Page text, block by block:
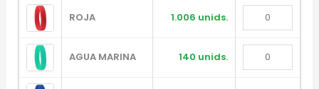
Diseñador de Vistas Previas ×
ROJA 1.006 unids.
AGUA MARINA 140 unids.